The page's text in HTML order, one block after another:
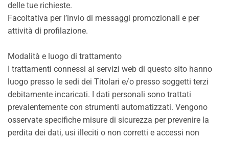
delle tue richieste.
Facoltativa per l’invio di messaggi promozionali e per
attività di profilazione.
Modalità e luogo di trattamento
I trattamenti connessi ai servizi web di questo sito hanno
luogo presso le sedi dei Titolari e/o presso soggetti terzi
debitamente incaricati. I dati personali sono trattati
prevalentemente con strumenti automatizzati. Vengono
osservate specifiche misure di sicurezza per prevenire la
perdita dei dati, usi illeciti o non corretti e accessi non